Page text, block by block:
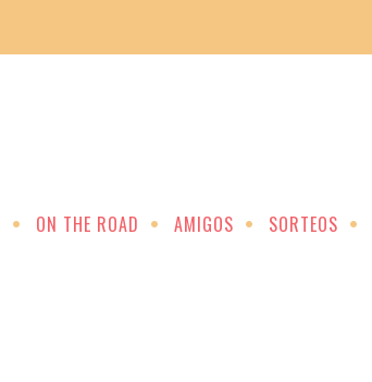
ON THE ROAD AMIGOS SORTEOS